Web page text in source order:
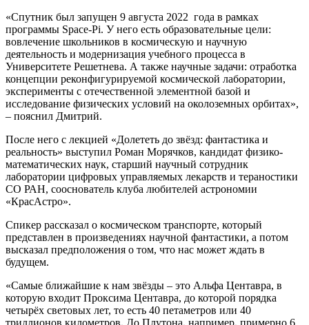
«Спутник был запущен 9 августа 2022 года в рамках
программы Space-Pi. У него есть образовательные цели:
вовлечение школьников в космическую и научную
деятельность и модернизация учебного процесса в
Университете Решетнева. А также научные задачи: отработка
концепции реконфигурируемой космической лаборатории,
эксперименты с отечественной элементной базой и
исследование физических условий на околоземных орбитах»,
– пояснил Дмитрий.
После него с лекцией «Долететь до звёзд: фантастика и
реальность» выступил Роман Морячков, кандидат физико-
математических наук, старший научный сотрудник
лаборатории цифровых управляемых лекарств и тераностики
СО РАН, сооснователь клуба любителей астрономии
«КрасАстро».
Спикер рассказал о космическом транспорте, который
представлен в произведениях научной фантастики, а потом
высказал предположения о том, что нас может ждать в
будущем.
«Самые ближайшие к нам звёзды – это Альфа Центавра, в
которую входит Проксима Центавра, до которой порядка
четырёх световых лет, то есть 40 петаметров или 40
триллионов километров. До Плутона, например, примерно 6